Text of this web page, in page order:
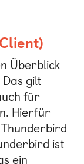
Überblick
gilt
für
Hierfür
ist
ein